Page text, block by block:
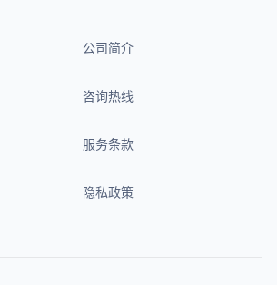
公司简介
咨询热线
服务条款
隐私政策